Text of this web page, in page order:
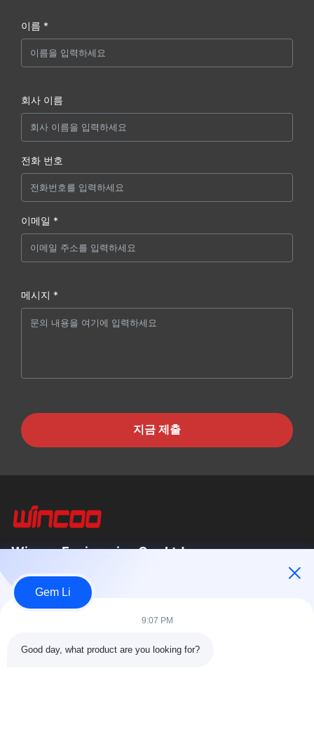
이름 *
회사 이름
전화 번호
이메일 *
메시지 *
지금 제출
Wincoo Engineering Co., Ltd.
Wincoo Engineering Co., Ltd (WINCOO)는 파이프 제작, 탱크 및
파이프라인 건설, 생산 라인, 청정 에너지 프로젝트 분야의 고객에
게 맞춤형 솔루션과 장비를 제공하는 전문 기업입니다. 저희는 공
구, 기계, 특수 상품의 신속한 공급을...
Gem Li
9:07 PM
Good day, what product are you looking for?